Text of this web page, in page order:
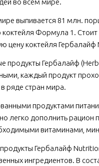
во всем мире.
выпивается 81 млн.
Формула 1.
цену коктейля
продукты Гербалайф
каждый продукт
ряде стран мира.
продуктами
легко дополнить рацион
витаминами,
Гербалайф
ингредиентов. В